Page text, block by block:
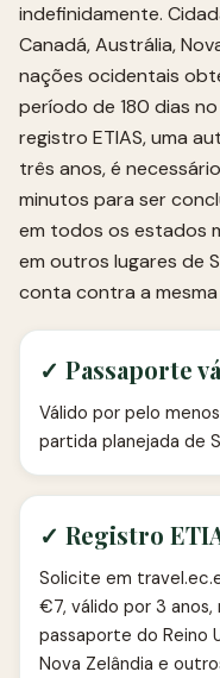
indefinidamente.
Canadá, Austrália,
nações ocidentais
período de 180 dias no
registro ETIAS, uma
três anos, é
minutos para ser
em todos os estados
em outros lugares de
conta contra a mesma
✓ Passaporte
Válido por pelo
partida planejada de
✓ Registro
Solicite em
€7, válido por 3 anos,
passaporte do Reino
Nova Zelândia e